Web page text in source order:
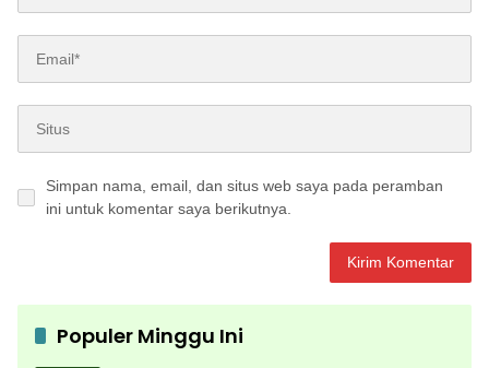
Simpan nama, email, dan situs web saya pada peramban
ini untuk komentar saya berikutnya.
Populer Minggu Ini